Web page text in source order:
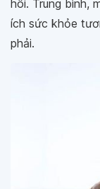
hôi. Trung bình,
ích sức khỏe
phải.